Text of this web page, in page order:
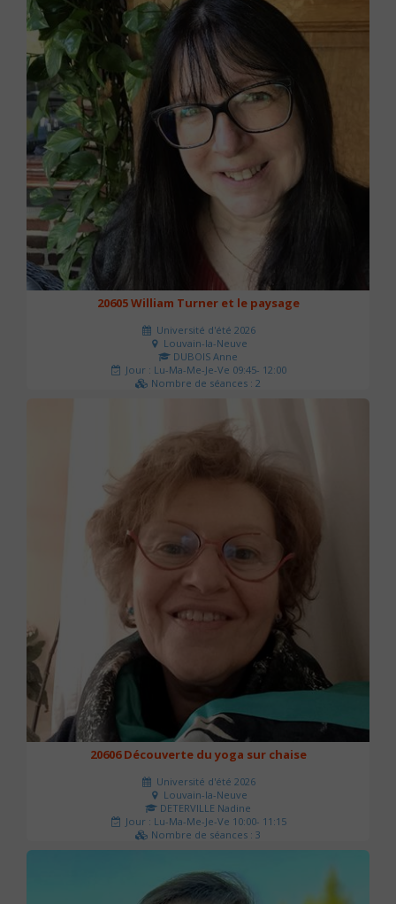
20605 William Turner et le paysage
Université d'été 2026
Louvain-la-Neuve
DUBOIS Anne
Jour : Lu-Ma-Me-Je-Ve 09:45- 12:00
Nombre de séances : 2
20606 Découverte du yoga sur chaise
Université d'été 2026
Louvain-la-Neuve
DETERVILLE Nadine
Jour : Lu-Ma-Me-Je-Ve 10:00- 11:15
Nombre de séances : 3
30 €